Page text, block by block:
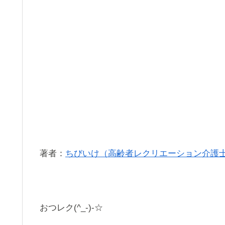
著者： ちびいけ（高齢者レクリエーション介護
おつレク(^_-)-☆